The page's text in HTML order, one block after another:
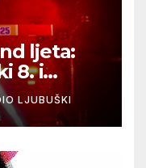
ljeta:
8. i
LJUBUŠKI